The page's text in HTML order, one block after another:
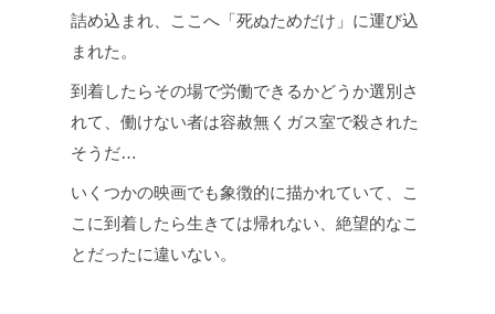
詰め込まれ、ここへ「死ぬためだけ」に運び込
まれた。
到着したらその場で労働できるかどうか選別さ
れて、働けない者は容赦無くガス室で殺された
そうだ…
いくつかの映画でも象徴的に描かれていて、こ
こに到着したら生きては帰れない、絶望的なこ
とだったに違いない。